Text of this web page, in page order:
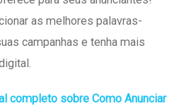
as melhores palavras-
campanhas e tenha mais
completo sobre Como Anunciar